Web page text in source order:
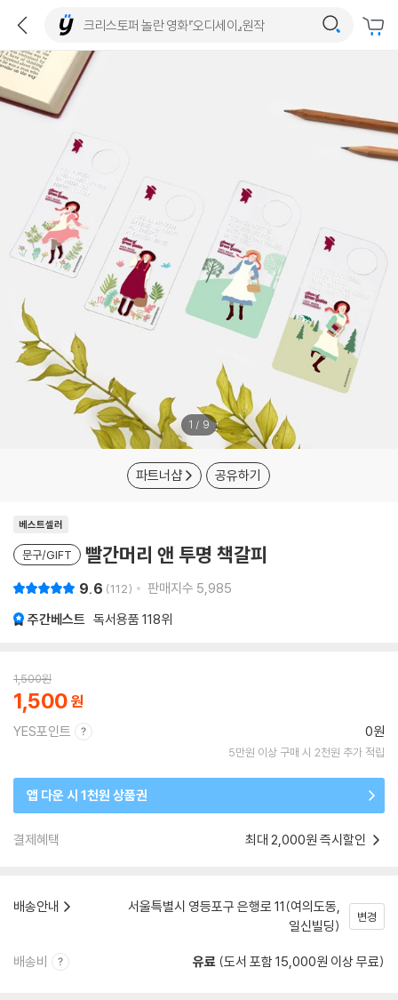
1 / 9
파트너샵 공유하기
베스트셀러
문구/GIFT 빨간머리 앤 투명 책갈피
9.6 112 판매지수 5,985
주간베스트 독서용품 118위
1,500원
1,500
YES포인트 0원
5만원 이상 구매 시 2천원 추가 적립
앱 다운 시 1천원 상품권
결제혜택 최대 2,000원 즉시할인
배송안내
서울특별시 영등포구 은행로 11(여의도동,
일신빌딩)
변경
배송비 유료 (도서 포함 15,000원 이상 무료)